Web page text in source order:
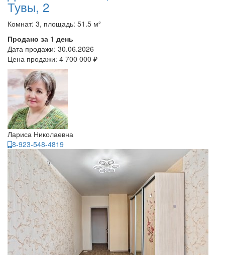
Тувы, 2
Комнат: 3, площадь: 51.5 м²
Продано за 1 день
Дата продажи: 30.06.2026
Цена продажи: 4 700 000 ₽
Лариса Николаевна
8-923-548-4819